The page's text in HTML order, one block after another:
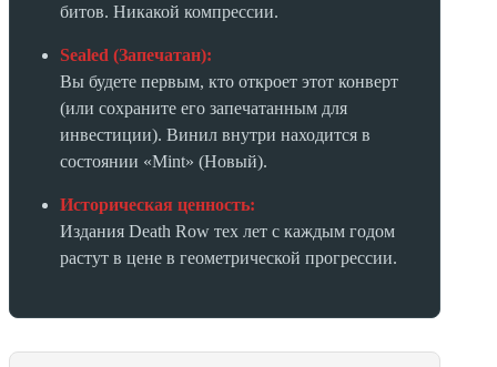
битов. Никакой компрессии.
Sealed (Запечатан):
Вы будете первым, кто откроет этот конверт
(или сохраните его запечатанным для
инвестиции). Винил внутри находится в
состоянии «Mint» (Новый).
Историческая ценность:
Издания Death Row тех лет с каждым годом
растут в цене в геометрической прогрессии.